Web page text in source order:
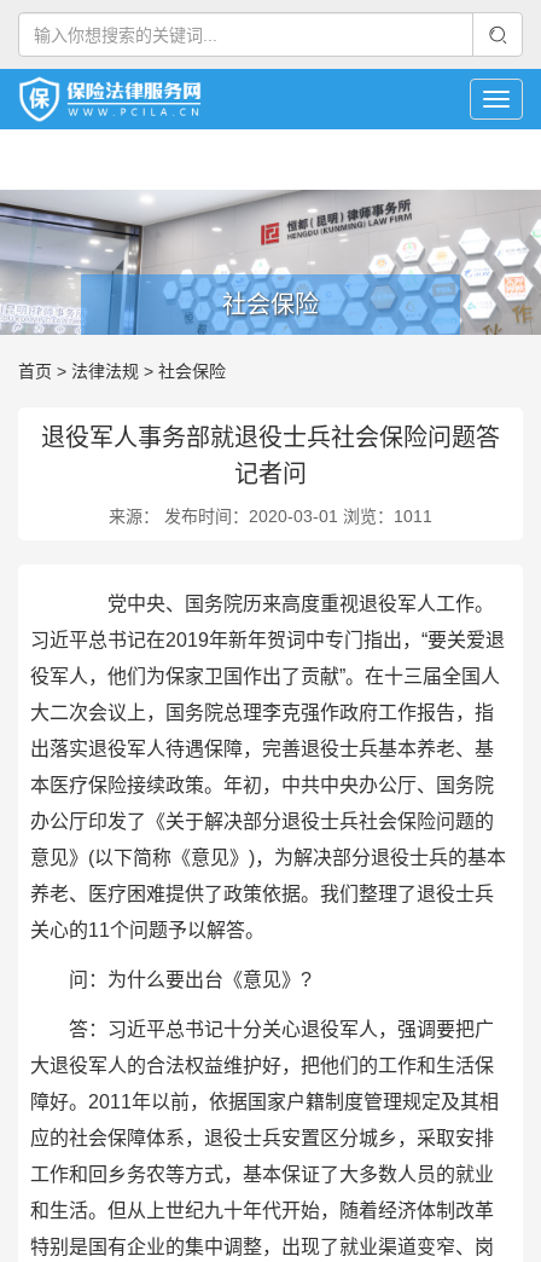
社会保险
首页 > 法律法规 > 社会保险
退役军人事务部就退役士兵社会保险问题答
记者问
来源： 发布时间：2020-03-01 浏览：1011
党中央、国务院历来高度重视退役军人工作。
习近平总书记在2019年新年贺词中专门指出，“要关爱退
役军人，他们为保家卫国作出了贡献”。在十三届全国人
大二次会议上，国务院总理李克强作政府工作报告，指
出落实退役军人待遇保障，完善退役士兵基本养老、基
本医疗保险接续政策。年初，中共中央办公厅、国务院
办公厅印发了《关于解决部分退役士兵社会保险问题的
意见》(以下简称《意见》)，为解决部分退役士兵的基本
养老、医疗困难提供了政策依据。我们整理了退役士兵
关心的11个问题予以解答。
问：为什么要出台《意见》?
答：习近平总书记十分关心退役军人，强调要把广
大退役军人的合法权益维护好，把他们的工作和生活保
障好。2011年以前，依据国家户籍制度管理规定及其相
应的社会保障体系，退役士兵安置区分城乡，采取安排
工作和回乡务农等方式，基本保证了大多数人员的就业
和生活。但从上世纪九十年代开始，随着经济体制改革
特别是国有企业的集中调整，出现了就业渠道变窄、岗